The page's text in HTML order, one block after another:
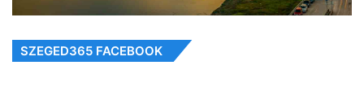
SZEGED365 FACEBOOK